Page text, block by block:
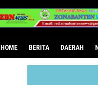
HOME BERITA DAERAH